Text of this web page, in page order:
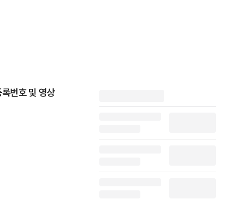
번호 및 영상